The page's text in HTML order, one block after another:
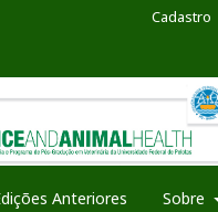
Anteriores Sobre
Cadastro